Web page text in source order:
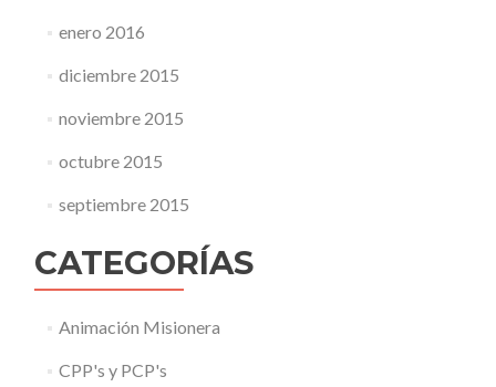
enero 2016
diciembre 2015
noviembre 2015
octubre 2015
septiembre 2015
CATEGORÍAS
Animación Misionera
CPP's y PCP's